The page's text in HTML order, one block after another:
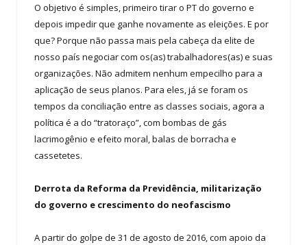
O objetivo é simples, primeiro tirar o PT do governo e
depois impedir que ganhe novamente as eleições. E por
que? Porque não passa mais pela cabeça da elite de
nosso país negociar com os(as) trabalhadores(as) e suas
organizações. Não admitem nenhum empecilho para a
aplicação de seus planos. Para eles, já se foram os
tempos da conciliação entre as classes sociais, agora a
política é a do “tratoraço”, com bombas de gás
lacrimogênio e efeito moral, balas de borracha e
cassetetes.
Derrota da Reforma da Previdência, militarização
do governo e crescimento do neofascismo
A partir do golpe de 31 de agosto de 2016, com apoio da